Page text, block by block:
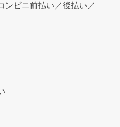
ンビニ前払い／後払い／